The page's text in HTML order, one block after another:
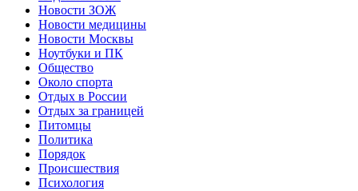
Новости ЗОЖ
Новости медицины
Новости Москвы
Ноутбуки и ПК
Общество
Около спорта
Отдых в России
Отдых за границей
Питомцы
Политика
Порядок
Происшествия
Психология